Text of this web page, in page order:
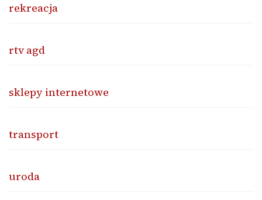
rekreacja
rtv agd
sklepy internetowe
transport
uroda